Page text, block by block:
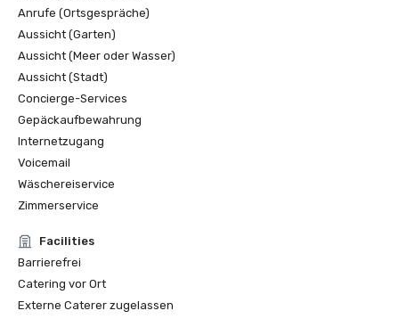
Anrufe (Ortsgespräche)
Aussicht (Garten)
Aussicht (Meer oder Wasser)
Aussicht (Stadt)
Concierge-Services
Gepäckaufbewahrung
Internetzugang
Voicemail
Wäschereiservice
Zimmerservice
Facilities
Barrierefrei
Catering vor Ort
Externe Caterer zugelassen